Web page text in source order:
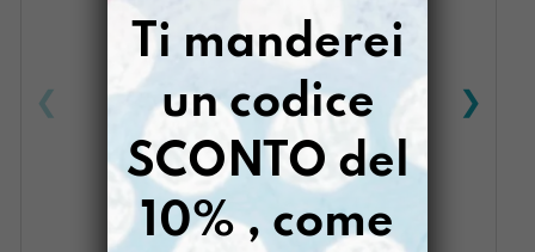
Ti manderei
un codice
SCONTO del
10% , come